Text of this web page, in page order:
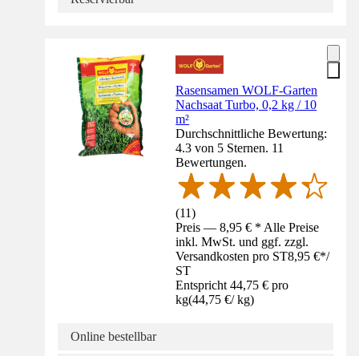
Rasensamen WOLF-Garten
Nachsaat Turbo, 0,2 kg / 10
m²
Durchschnittliche Bewertung:
4.3 von 5 Sternen. 11
Bewertungen.
(11)
Preis — 8,95 € * Alle Preise
inkl. MwSt. und ggf. zzgl.
Versandkosten pro ST8,95 €*/
ST
Entspricht 44,75 € pro
kg(44,75 €/ kg)
Online bestellbar